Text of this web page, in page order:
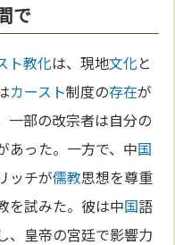
で
ト教化は、現地文化と
カースト制度の存在が
一部の改宗者は自分の
あった。一方で、中国
ッチが儒教思想を尊重
を試みた。彼は中国語
、皇帝の宮廷で影響力